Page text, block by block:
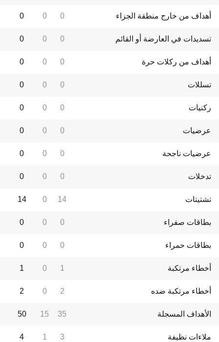
أهداف من خارج منطقة الجزاء 0
0
0
تسديدات في العارضة أو القائم 0
0
0
أهداف من ركلات حرة 0
0
0
تسللات 0
0
0
ركنيات 0
0
0
عرضيات 0
0
0
عرضيات ناجحة 0
0
0
تدخلات 0
0
0
تشتيتات 14
0
14
بطاقات صفراء 0
0
0
بطاقات حمراء 0
0
0
أخطاء مرتكبة 1
0
1
أخطاء مرتكبة ضده 2
0
2
الأهداف المسجلة 35
15
50
ملاءات نظيفة 3
1
4